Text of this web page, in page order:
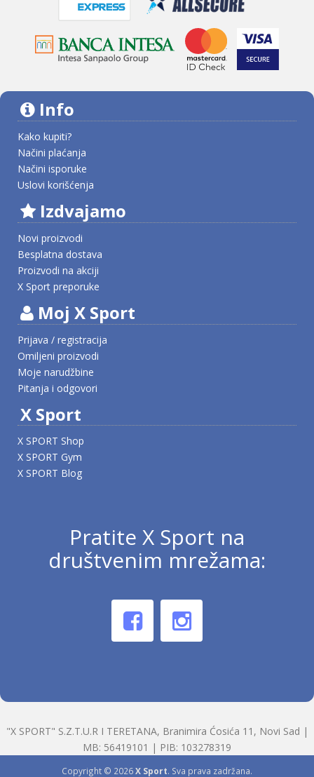
Info
Kako kupiti?
Načini plaćanja
Načini isporuke
Uslovi korišćenja
Izdvajamo
Novi proizvodi
Besplatna dostava
Proizvodi na akciji
X Sport preporuke
Moj X Sport
Prijava / registracija
Omiljeni proizvodi
Moje narudžbine
Pitanja i odgovori
X Sport
X SPORT Shop
X SPORT Gym
X SPORT Blog
Pratite X Sport na
društvenim mrežama:
"X SPORT" S.Z.T.U.R I TERETANA, Branimira Ćosića 11, Novi Sad |
MB: 56419101 | PIB: 103278319
Copyright © 2026X Sport. Sva prava zadržana.